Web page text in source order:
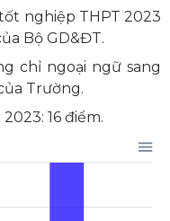
nghiệp THPT 2023
Bộ GD&ĐT.
chỉ ngoại ngữ sang
Trường.
16 điểm.